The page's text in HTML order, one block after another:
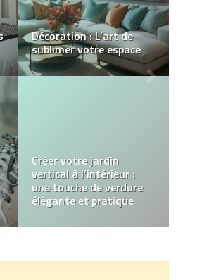
Accessoire cheveux : le
petit détail qui change
tout
sur mesure : une
solution fiable,
esthétique et durable
pour vos projets